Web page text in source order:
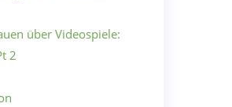
über Videospiele:
2